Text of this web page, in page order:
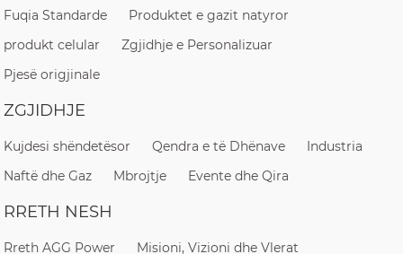
Fuqia Standarde
Produktet e gazit natyror
produkt celular
Zgjidhje e Personalizuar
Pjesë origjinale
ZGJIDHJE
Kujdesi shëndetësor Qendra e të Dhënave
Industria
Naftë dhe Gaz
Mbrojtje Evente dhe Qira
RRETH NESH
Rreth AGG Power Misioni, Vizioni dhe Vlerat